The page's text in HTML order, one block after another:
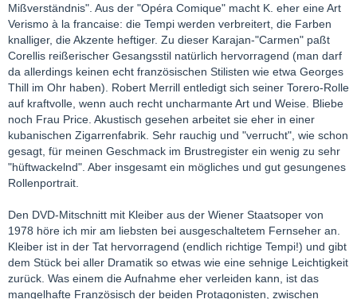
Mißverständnis". Aus der "Opéra Comique" macht K. eher eine Art
Verismo à la francaise: die Tempi werden verbreitert, die Farben
knalliger, die Akzente heftiger. Zu dieser Karajan-"Carmen" paßt
Corellis reißerischer Gesangsstil natürlich hervorragend (man darf
da allerdings keinen echt französischen Stilisten wie etwa Georges
Thill im Ohr haben). Robert Merrill entledigt sich seiner Torero-Rolle
auf kraftvolle, wenn auch recht uncharmante Art und Weise. Bliebe
noch Frau Price. Akustisch gesehen arbeitet sie eher in einer
kubanischen Zigarrenfabrik. Sehr rauchig und "verrucht", wie schon
gesagt, für meinen Geschmack im Brustregister ein wenig zu sehr
"hüftwackelnd". Aber insgesamt ein mögliches und gut gesungenes
Rollenportrait.
Den DVD-Mitschnitt mit Kleiber aus der Wiener Staatsoper von
1978 höre ich mir am liebsten bei ausgeschaltetem Fernseher an.
Kleiber ist in der Tat hervorragend (endlich richtige Tempi!) und gibt
dem Stück bei aller Dramatik so etwas wie eine sehnige Leichtigkeit
zurück. Was einem die Aufnahme eher verleiden kann, ist das
mangelhafte Französisch der beiden Protagonisten, zwischen